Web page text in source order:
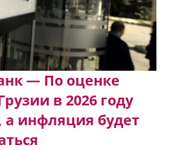
— По оценке
в 2026 году
а инфляция будет